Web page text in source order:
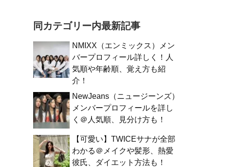
同カテゴリー内最新記事
NMIXX（エンミックス）メン
バープロフィール詳しく！人
気順や年齢順、覚え方も紹
介！
NewJeans（ニュージーンズ）
メンバープロフィールを詳し
く＠人気順、見分け方も！
【可愛い】TWICEサナが全部
わかる＠メイクや髪形、熱愛
彼氏、ダイエット方法も！